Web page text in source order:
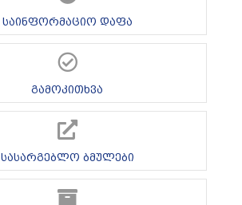
საინფორმაციო დაფა
გამოკითხვა
სასარგებლო ბმულები